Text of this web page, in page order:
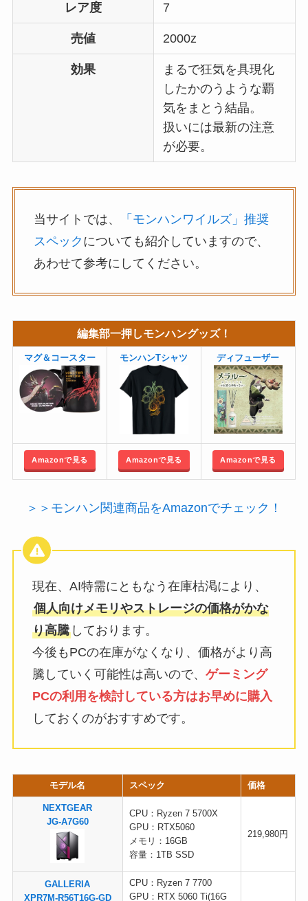
レア度 7
売値 2000z
効果
まるで狂気を具現化
したかのうような覇
気をまとう結晶。
扱いには最新の注意
が必要。
当サイトでは、
「モンハンワイルズ」推奨
スペック についても紹介していますので、
あわせて参考にしてください。
編集部一押しモンハングッズ！
マグ＆コースター モンハンTシャツ ディフューザー
Amazonで見る Amazonで見る Amazonで見る
＞＞モンハン関連商品をAmazonでチェック！
現在、AI特需にともなう在庫枯渇により、
個人向けメモリやストレージの価格がかな
り高騰しております。
今後もPCの在庫がなくなり、価格がより高
騰していく可能性は高いので、 ゲーミング
PCの利用を検討している方はお早めに購入
しておくのがおすすめです。
モデル名 スペック 価格
NEXTGEAR
JG-A7G60
CPU：Ryzen 7 5700X
GPU：RTX5060
メモリ：16GB
容量：1TB SSD
219,980円
GALLERIA
XPR7M-R56T16G-GD
CPU：Ryzen 7 7700
GPU：RTX 5060 Ti(16G